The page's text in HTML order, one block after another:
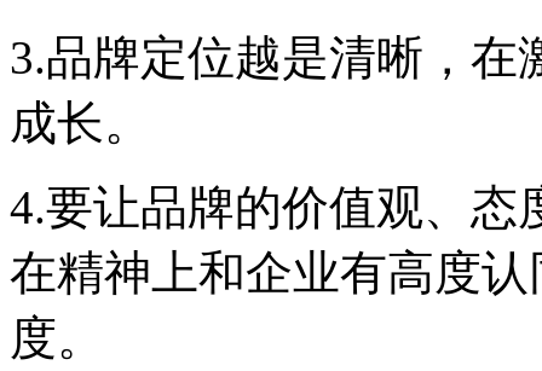
3.品牌定位越是清晰，
成长。
4.要让品牌的价值观、态
在精神上和企业有高度
度。